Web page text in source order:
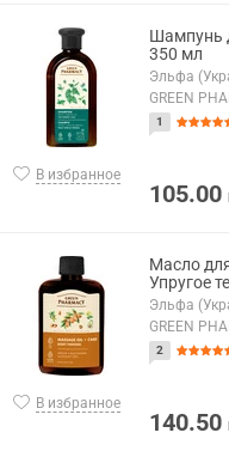
В избранное
Шампунь
350 мл
Эльфа
GREEN
1
105.00
В избранное
Масло
Упругое
Эльфа
GREEN
2
140.50